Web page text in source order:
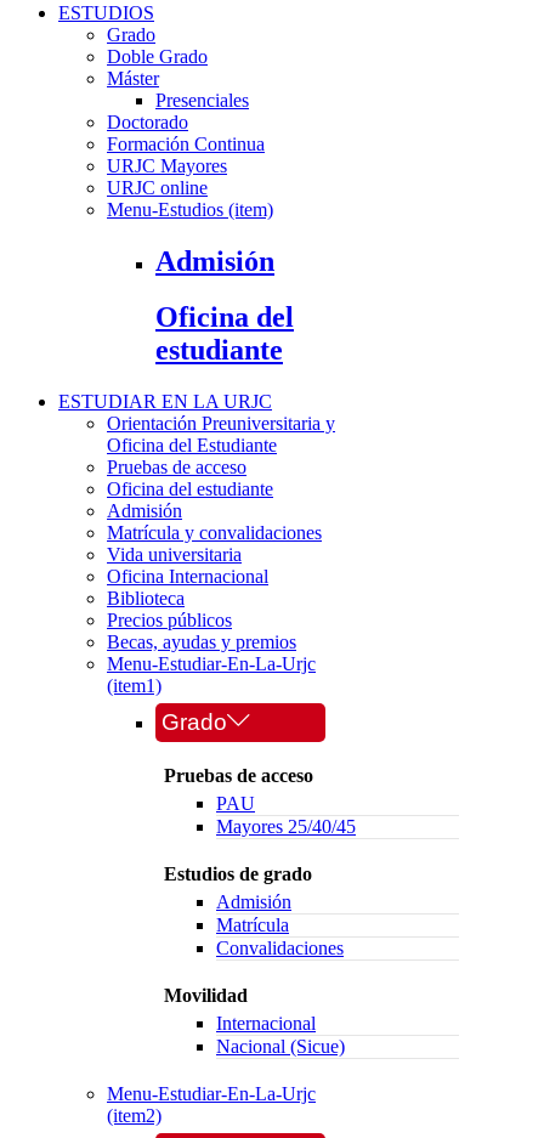
ESTUDIOS
Grado
Doble Grado
Máster
Presenciales
Doctorado
Formación Continua
URJC Mayores
URJC online
Menu-Estudios (item)
Admisión
Oficina del
estudiante
ESTUDIAR EN LA URJC
Orientación Preuniversitaria y
Oficina del Estudiante
Pruebas de acceso
Oficina del estudiante
Admisión
Matrícula y convalidaciones
Vida universitaria
Oficina Internacional
Biblioteca
Precios públicos
Becas, ayudas y premios
Menu-Estudiar-En-La-Urjc
(item1)
Grado
Pruebas de acceso
PAU
Mayores 25/40/45
Estudios de grado
Admisión
Matrícula
Convalidaciones
Movilidad
Internacional
Nacional (Sicue)
Menu-Estudiar-En-La-Urjc
(item2)